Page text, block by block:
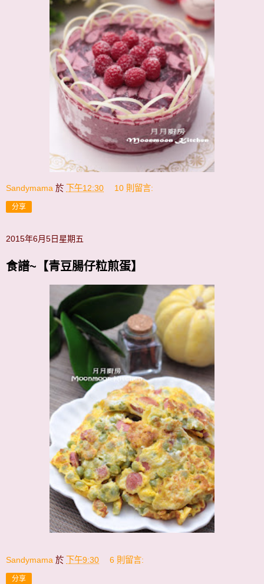
Sandymama 於 下午12:30 10 則留言:
分享
2015年6月5日星期五
食譜~【青豆腸仔粒煎蛋】
Sandymama 於 下午9:30 6 則留言:
分享